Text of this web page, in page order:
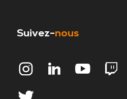
Suivez-nous